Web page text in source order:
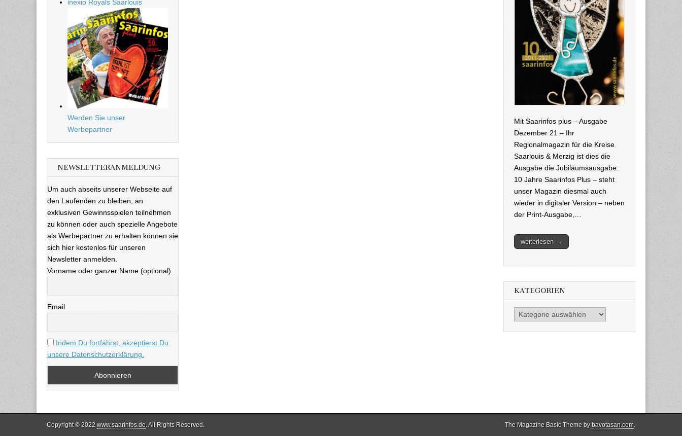
inexio Royals Saarlouis
Werden Sie unser
Werbepartner
NEWSLETTERANMELDUNG
Um auch abseits unserer Webseite auf
den Laufenden zu bleiben, an
exklusiven Gewinnsspielen teilnehmen
zu können oder auch spezielle Angebote
als Werbepartner zu erhalten können sie
sich hier kostenlos für unseren
Newsletter anmelden.
Vorname oder ganzer Name (optional)
Email
Indem Du fortfährst, akzeptierst Du
unsere Datenschutzerklärung.
Mit Saarinfos plus – Ausgabe
Dezember 21 – Ihr
Regionalmagazin für die Kreise
Saarlouis & Merzig ist dies die
Ausgabe die Jubiläumsausgabe:
10 Jahre Saarinfos Plus – steht
unser Magazin diesmal auch
wieder in digitaler Version – neben
der Print-Ausgabe,…
weiterlesen →
KATEGORIEN
Kategorien
Copyright © 2022 www.saarinfos.de. All Rights Reserved. The Magazine Basic Theme bybavotasan.com.